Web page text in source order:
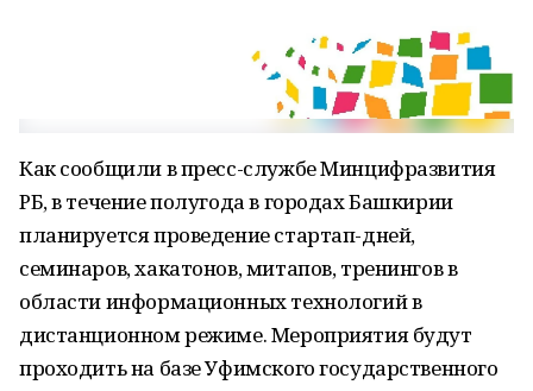
Как сообщили в пресс-службе Минцифразвития
РБ, в течение полугода в городах Башкирии
планируется проведение стартап-дней,
семинаров, хакатонов, митапов, тренингов в
области информационных технологий в
дистанционном режиме. Мероприятия будут
проходить на базе Уфимского государственного